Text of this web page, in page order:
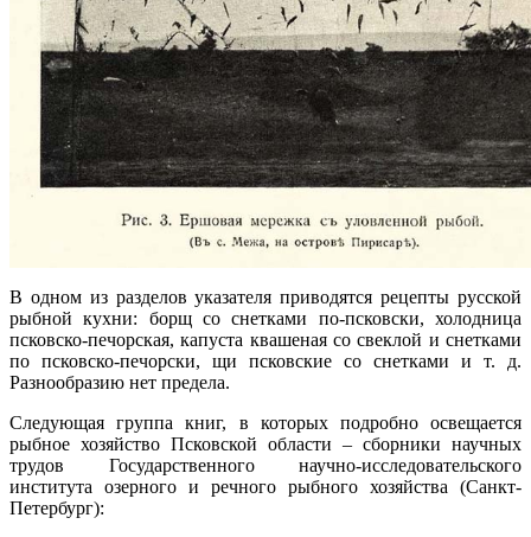
В одном из разделов указателя приводятся рецепты русской
рыбной кухни: борщ со снетками по-псковски, холодница
псковско-печорская, капуста квашеная со свеклой и снетками
по псковско-печорски, щи псковские со снетками и т. д.
Разнообразию нет предела.
Следующая группа книг, в которых подробно освещается
рыбное хозяйство Псковской области – сборники научных
трудов Государственного научно-исследовательского
института озерного и речного рыбного хозяйства (Санкт-
Петербург):